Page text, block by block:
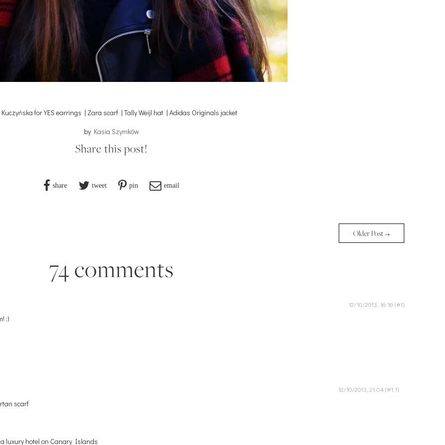
for YES earrings | Zara scarf | Tally Weijl hat | Adidas Originals jacket
by Kasia Szymków
Share this post!
share tweet pin email
Older Post →
74 comments
12/10/2013, 16:16
:)
12/10/2013, 21:04
scarf
luxury hotel on Canary Islands